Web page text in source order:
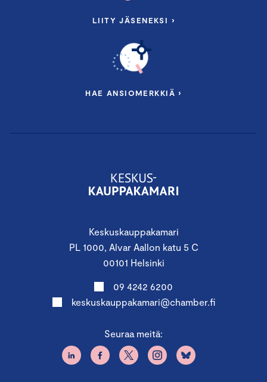
Keskuskauppakamari
PL 1000, Alvar Aallon katu 5 C
00101 Helsinki
09 4242 6200
keskuskauppakamari@chamber.fi
Seuraa meitä:
LIITY JÄSENEKSI ›
HAE ANSIOMERKKIÄ ›